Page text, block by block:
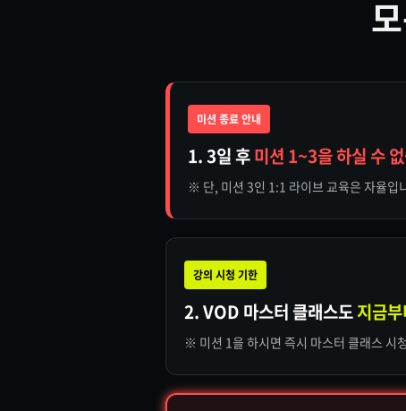
미션 종료 안내
1. 3일 후미션 1~3을 하실 수
※ 단, 미션 3인 1:1 라이브 교육은 자율입
강의 시청 기한
2. VOD 마스터 클래스도지금
※ 미션 1을 하시면 즉시 마스터 클래스 시